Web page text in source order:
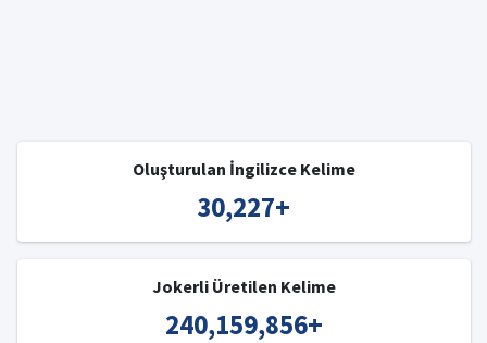
Oluşturulan İngilizce Kelime
30,227+
Jokerli Üretilen Kelime
240,159,856+